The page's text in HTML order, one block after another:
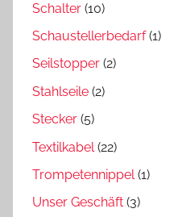
Schalter (10)
Schaustellerbedarf(1)
Seilstopper (2)
Stahlseile (2)
Stecker (5)
Textilkabel (22)
Trompetennippel(1)
Unser Geschäft (3)